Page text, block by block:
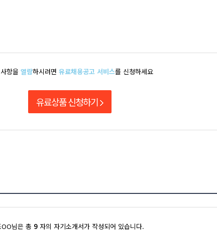
항을 열람하시려면 유료채용공고 서비스를 신청하세요
유료상품 신청하기
OO님은 총 9 자의 자기소개서가 작성되어 있습니다.